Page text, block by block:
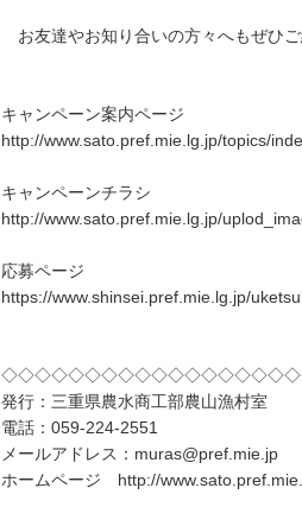
お友達やお知り合いの方々へもぜひご
キャンペーン案内ページ
http://www.sato.pref.mie.lg.jp/topics/
キャンペーンチラシ
http://www.sato.pref.mie.lg.jp/
応募ページ
https://www.shinsei.pref.mie.lg.jp/
発行：三重県農水商工部農山漁村室
電話：059-224-2551
メールアドレス：muras@pref.mie.jp
ホームページ http://